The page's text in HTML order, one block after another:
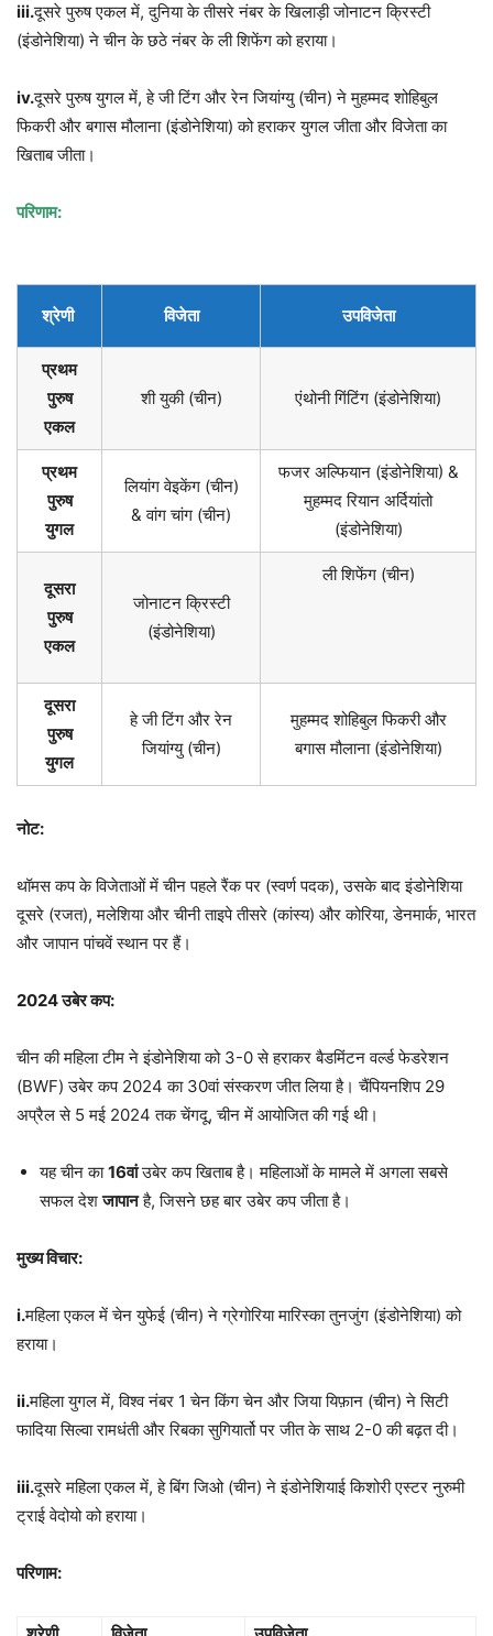
iii.दूसरे पुरुष एकल में, दुनिया के तीसरे नंबर के खिलाड़ी जोनाटन क्रिस्टी
(इंडोनेशिया) ने चीन के छठे नंबर के ली शिफेंग को हराया।
iv.दूसरे पुरुष युगल में, हे जी टिंग और रेन जियांग्यु (चीन) ने मुहम्मद शोहिबुल
फिकरी और बगास मौलाना (इंडोनेशिया) को हराकर युगल जीता और विजेता का
खिताब जीता।
परिणाम:
श्रेणी विजेता उपविजेता
प्रथम
पुरुष
एकल
शी युकी (चीन) एंथोनी गिंटिंग (इंडोनेशिया)
प्रथम
पुरुष
युगल
लियांग वेइकेंग (चीन)
& वांग चांग (चीन)
फजर अल्फियान (इंडोनेशिया) &
मुहम्मद रियान अर्दियांतो
(इंडोनेशिया)
दूसरा
पुरुष
एकल
जोनाटन क्रिस्टी
(इंडोनेशिया)
ली शिफेंग (चीन)
दूसरा
पुरुष
युगल
हे जी टिंग और रेन
जियांग्यु (चीन)
मुहम्मद शोहिबुल फिकरी और
बगास मौलाना (इंडोनेशिया)
नोट:
थॉमस कप के विजेताओं में चीन पहले रैंक पर (स्वर्ण पदक), उसके बाद इंडोनेशिया
दूसरे (रजत), मलेशिया और चीनी ताइपे तीसरे (कांस्य) और कोरिया, डेनमार्क, भारत
और जापान पांचवें स्थान पर हैं।
2024उबेर कप:
चीन की महिला टीम ने इंडोनेशिया को 3-0 से हराकर बैडमिंटन वर्ल्ड फेडरेशन
(BWF) उबेर कप 2024 का 30वां संस्करण जीत लिया है। चैंपियनशिप 29
अप्रैल से 5 मई 2024 तक चेंगदू, चीन में आयोजित की गई थी।
यह चीन का16वांउबेर कप खिताब है। महिलाओं के मामले में अगला सबसे
सफल देशजापानहै, जिसने छह बार उबेर कप जीता है।
मुख्य विचार:
i.महिला एकल में चेन युफेई (चीन) ने ग्रेगोरिया मारिस्का तुनजुंग (इंडोनेशिया) को
हराया।
ii.महिला युगल में, विश्व नंबर 1 चेन किंग चेन और जिया यिफ़ान (चीन) ने सिटी
फादिया सिल्वा रामधंती और रिबका सुगियार्तो पर जीत के साथ 2-0 की बढ़त दी।
iii.दूसरे महिला एकल में, हे बिंग जिओ (चीन) ने इंडोनेशियाई किशोरी एस्टर नुरुमी
ट्राई वेदोयो को हराया।
परिणाम: